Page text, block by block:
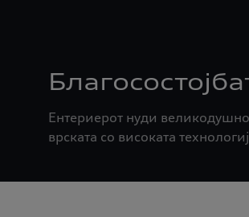
Ентериерот нуди
врската со високата